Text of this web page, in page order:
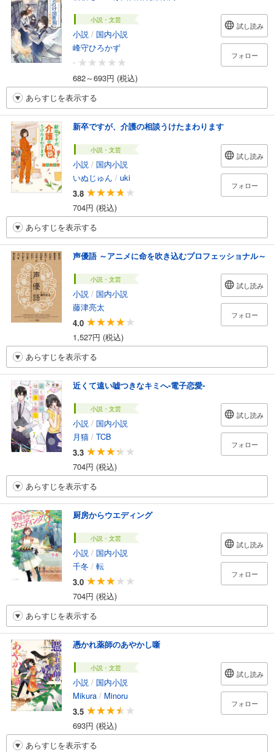
小説・文芸
小説 / 国内小説
峰守ひろかず
-
682～693円 (税込)
試し読み
フォロー
あらすじを表示する
新卒ですが、介護の相談うけたまわります
小説・文芸
小説 / 国内小説
いぬじゅん / uki
3.8
704円 (税込)
試し読み
フォロー
あらすじを表示する
声優語 ～アニメに命を吹き込むプロフェッショナル～
小説・文芸
小説 / 国内小説
藤津亮太
4.0
1,527円 (税込)
試し読み
フォロー
あらすじを表示する
近くて遠い嘘つきなキミへ-電子恋愛-
小説・文芸
小説 / 国内小説
月猫 / TCB
3.3
704円 (税込)
試し読み
フォロー
あらすじを表示する
厨房からウエディング
小説・文芸
小説 / 国内小説
千冬 / 転
3.0
704円 (税込)
試し読み
フォロー
あらすじを表示する
憑かれ薬師のあやかし噺
小説・文芸
小説 / 国内小説
Mikura / Minoru
3.5
693円 (税込)
試し読み
フォロー
あらすじを表示する